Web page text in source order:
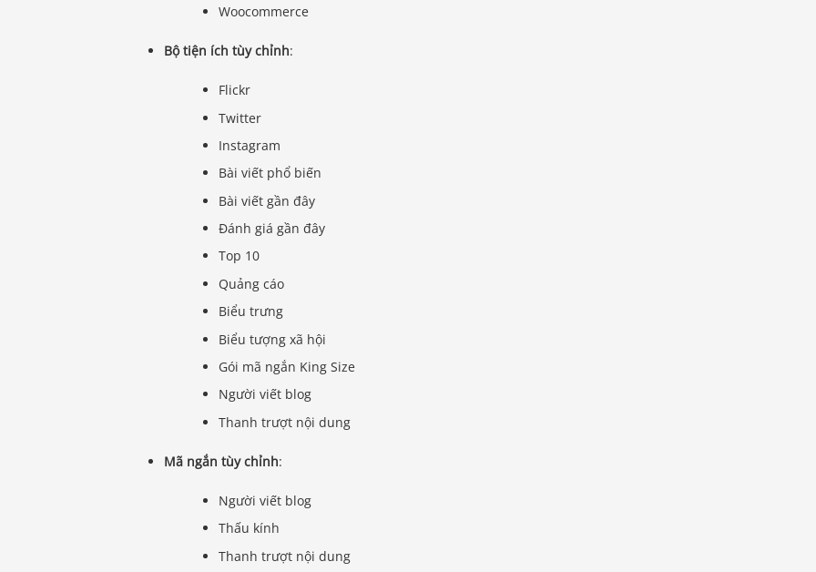
Woocommerce
Bộ tiện ích tùy chỉnh:
Flickr
Twitter
Instagram
Bài viết phổ biến
Bài viết gần đây
Đánh giá gần đây
Top 10
Quảng cáo
Biểu trưng
Biểu tượng xã hội
Gói mã ngắn King Size
Người viết blog
Thanh trượt nội dung
Mã ngắn tùy chỉnh:
Người viết blog
Thấu kính
Thanh trượt nội dung